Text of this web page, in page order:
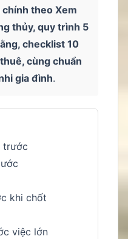
chính theo Xem
thủy, quy trình 5
checklist 10
cùng chuẩn
gia đình.
trước
khi chốt
việc lớn